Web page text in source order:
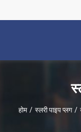
होम / स्लरी पाइप प्लग /